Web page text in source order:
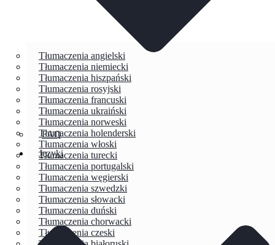
Tłumaczenia angielski
Tłumaczenia niemiecki
Tłumaczenia hiszpański
Tłumaczenia rosyjski
Tłumaczenia francuski
Tłumaczenia ukraiński
Tłumaczenia norweski
Tłumaczenia holenderski
Tłumaczenia włoski
Tłumaczenia turecki
Tłumaczenia portugalski
Tłumaczenia węgierski
Tłumaczenia szwedzki
Tłumaczenia słowacki
Tłumaczenia duński
Tłumaczenia chorwacki
Tłumaczenia czeski
FAQ
Języki